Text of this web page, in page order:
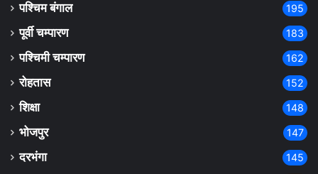
पश्चिम बंगाल 195
पूर्वी चम्पारण 183
पश्चिमी चम्पारण 162
रोहतास 152
शिक्षा 148
भोजपुर 147
दरभंगा 145